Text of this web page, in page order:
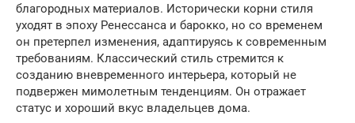
благородных материалов. Исторически корни стиля
уходят в эпоху Ренессанса и барокко, но со временем
он претерпел изменения, адаптируясь к современным
требованиям. Классический стиль стремится к
созданию вневременного интерьера, который не
подвержен мимолетным тенденциям. Он отражает
статус и хороший вкус владельцев дома.